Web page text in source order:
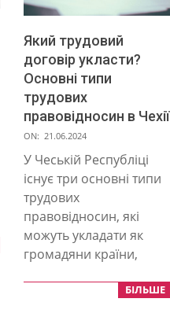
Який трудовий
договір укласти?
Основні типи
трудових
правовідносин в Чехії
2024-
06-
21
ON: 21.06.2024
У Чеській Республіці
існує три основні типи
трудових
правовідносин, які
можуть укладати як
громадяни країни,
БІЛЬШЕ